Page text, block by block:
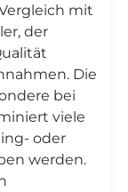
mit
der
Die
bei
viele
oder
werden.